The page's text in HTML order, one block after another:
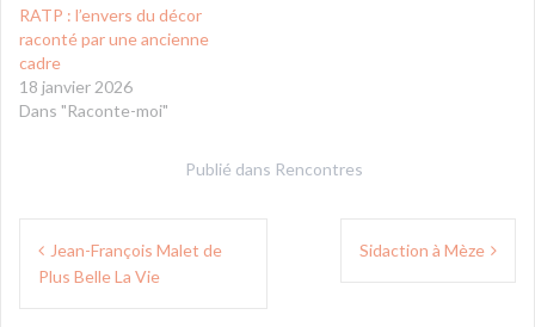
RATP : l’envers du décor
raconté par une ancienne
cadre
18 janvier 2026
Dans "Raconte-moi"
Publié dans Rencontres
Navigation
de Jean-François Malet de
Plus Belle La Vie
Sidaction à Mèze